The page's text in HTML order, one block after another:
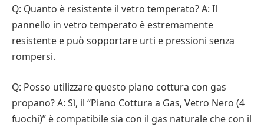
Q: Quanto è resistente il vetro temperato? A: Il
pannello in vetro temperato è estremamente
resistente e può sopportare urti e pressioni senza
rompersi.
Q: Posso utilizzare questo piano cottura con gas
propano? A: Sì, il “Piano Cottura a Gas, Vetro Nero (4
fuochi)” è compatibile sia con il gas naturale che con il